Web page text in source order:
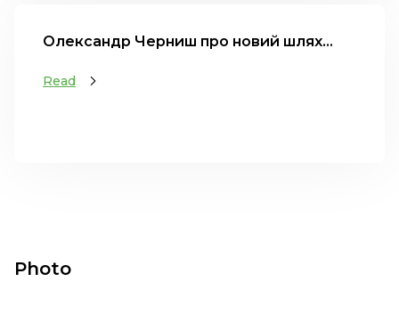
Олександр Черниш про новий шлях...
Read
Photo